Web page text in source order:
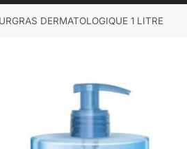
DERMATOLOGIQUE 1 LITRE